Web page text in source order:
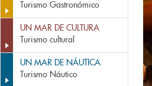
Turismo Gastronómico
UN MAR DE CULTURA
Turismo cultural
UN MAR DE NÁUTICA
Turismo Náutico